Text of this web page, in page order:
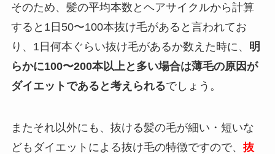
そのため、髪の平均本数とヘアサイクルから計算
すると1日50〜100本抜け毛があると言われてお
り、1日何本ぐらい抜け毛があるか数えた時に、 明
らかに100〜200本以上と多い場合は薄毛の原因が
ダイエットであると考えられるでしょう。
またそれ以外にも、抜ける髪の毛が細い・短いな
どもダイエットによる抜け毛の特徴ですので、 抜